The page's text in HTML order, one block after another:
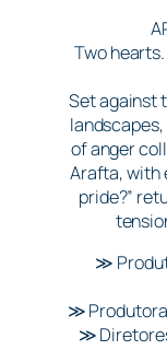
Two
Set against
of anger
Arafta, with
pride?”
≫
≫
≫